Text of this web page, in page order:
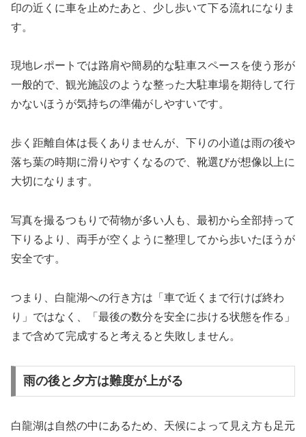
印の近くに車を止めたあと、少し歩いて下る流れになりま
す。
現地レポートでは路肩や簡易的な駐車スペースを使う形が
一般的で、観光施設のような整った大駐車場を期待して行
かないほうが気持ちの準備がしやすいです。
歩く距離自体は長くありませんが、下りの小道は雨の後や
落ち葉の時期に滑りやすくなるので、靴選びが想像以上に
大切になります。
写真を撮るつもりで荷物が多い人も、最初から全部持って
下りるより、両手が空くように整理してから歩いたほうが
安全です。
つまり、白龍湖への行き方は「車で近くまで行けば終わ
り」ではなく、「最後の数分を安全に歩ける状態を作る」
まで含めて完成すると考えると失敗しません。
雨の後と夕方は難度が上がる
白龍湖は自然の中にあるため、天候によって見え方も足元